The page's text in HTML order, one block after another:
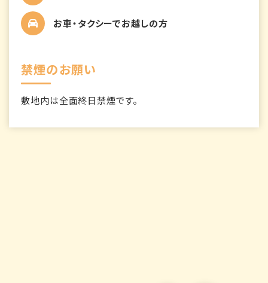
お車・タクシーでお越しの方
禁煙のお願い
敷地内は全面終日禁煙です。